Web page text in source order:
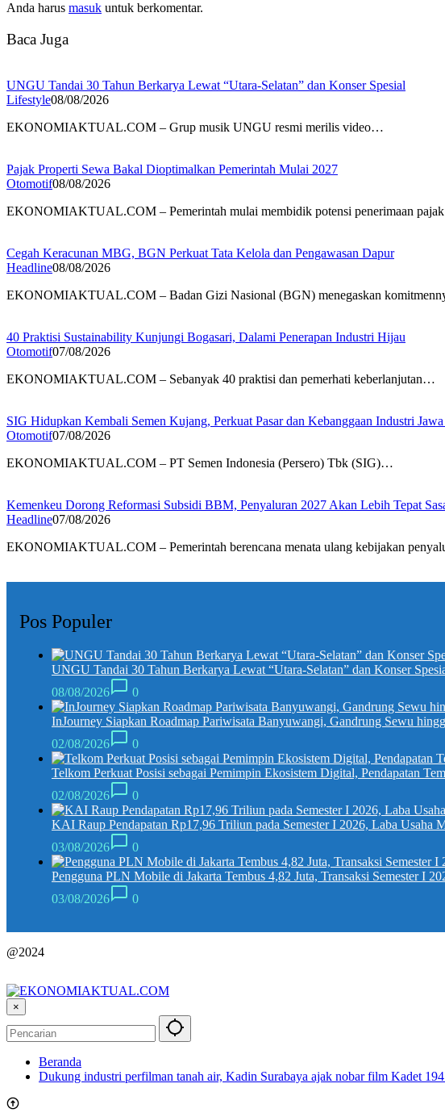
Anda harus masuk untuk berkomentar.
Baca Juga
UNGU Tandai 30 Tahun Berkarya Lewat “Utara-Selatan” dan Konser Spesial
Lifestyle08/08/2026
EKONOMIAKTUAL.COM – Grup musik UNGU resmi merilis video…
Pajak Properti Sewa Bakal Dioptimalkan Pemerintah Mulai 2027
Otomotif08/08/2026
EKONOMIAKTUAL.COM – Pemerintah mulai membidik potensi penerimaan
Cegah Keracunan MBG, BGN Perkuat Tata Kelola dan Pengawasan Dapur
Headline08/08/2026
EKONOMIAKTUAL.COM – Badan Gizi Nasional (BGN) menegaskan
40 Praktisi Sustainability Kunjungi Bogasari, Dalami Penerapan Industri Hijau
Otomotif07/08/2026
EKONOMIAKTUAL.COM – Sebanyak 40 praktisi dan pemerhati keberlanjutan…
SIG Hidupkan Kembali Semen Kujang, Perkuat Pasar dan Kebanggaan Industri
Otomotif07/08/2026
EKONOMIAKTUAL.COM – PT Semen Indonesia (Persero) Tbk (SIG)…
Kemenkeu Dorong Reformasi Subsidi BBM, Penyaluran 2027 Akan Lebih Tepat
Headline07/08/2026
EKONOMIAKTUAL.COM – Pemerintah berencana menata ulang kebijakan
Pos Populer
UNGU Tandai 30 Tahun Berkarya Lewat “Utara-Selatan” dan Konser
08/08/2026
0
InJourney Siapkan Roadmap Pariwisata Banyuwangi, Gandrung Sewu
02/08/2026
0
Telkom Perkuat Posisi sebagai Pemimpin Ekosistem Digital, Pendapatan
02/08/2026
0
KAI Raup Pendapatan Rp17,96 Triliun pada Semester I 2026, Laba Usaha
03/08/2026
0
Pengguna PLN Mobile di Jakarta Tembus 4,82 Juta, Transaksi Semester I
03/08/2026
0
@2024
×
Beranda
Dukung industri perfilman tanah air, Kadin Surabaya ajak nobar film Kadet